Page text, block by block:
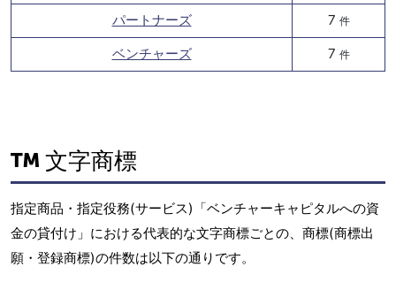
パートナーズ 7 件
ベンチャーズ 7 件
文字商標
指定商品・指定役務(サービス)「ベンチャーキャピタルへの資
金の貸付け」における代表的な文字商標ごとの、商標(商標出
願・登録商標)の件数は以下の通りです。